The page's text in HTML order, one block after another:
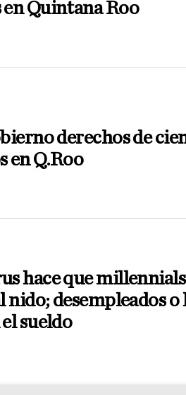
en Quintana Roo
derechos de
en Q.Roo
hace que millennials
nido; desempleados o
sueldo